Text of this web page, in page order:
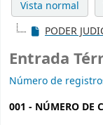
Vista normal
PODER
Entrada
Número de
001 - NÚMERO DE